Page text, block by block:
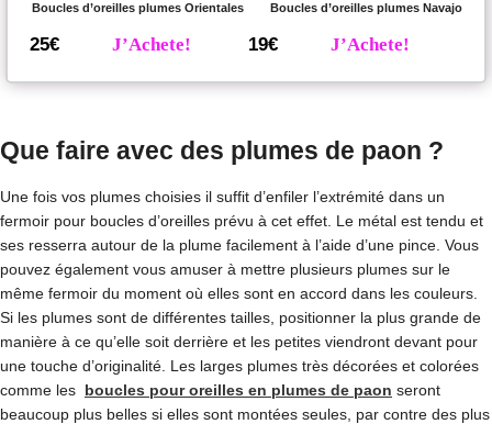
Boucles d’oreilles plumes Orientales
25€ J’Achete!
Boucles d’oreilles plumes Navajo
19€ J’Achete!
Que faire avec des plumes de paon ?
Une fois vos plumes choisies il suffit d’enfiler l’extrémité dans un
fermoir pour boucles d’oreilles prévu à cet effet. Le métal est tendu et
ses resserra autour de la plume facilement à l’aide d’une pince. Vous
pouvez également vous amuser à mettre plusieurs plumes sur le
même fermoir du moment où elles sont en accord dans les couleurs.
Si les plumes sont de différentes tailles, positionner la plus grande de
manière à ce qu’elle soit derrière et les petites viendront devant pour
une touche d’originalité. Les larges plumes très décorées et colorées
comme les boucles pour oreilles en plumes de paon seront
beaucoup plus belles si elles sont montées seules, par contre des plus